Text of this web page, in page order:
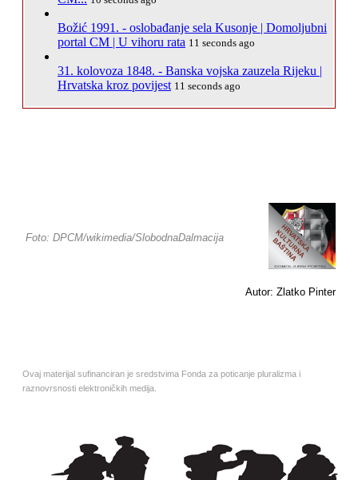
Božić 1991. - oslobađanje sela Kusonje | Domoljubni
portal CM | U vihoru rata 11 seconds ago
31. kolovoza 1848. - Banska vojska zauzela Rijeku |
Hrvatska kroz povijest 11 seconds ago
Foto: DPCM/wikimedia/SlobodnaDalmacija
Autor: Zlatko Pinter
Ovaj materijal sufinanciran je sredstvima Fonda za poticanje pluralizma i
raznovrsnosti elektroničkih medija.